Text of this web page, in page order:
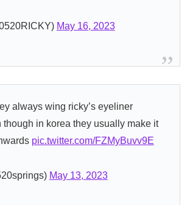
May 16, 2023
always wing ricky’s eyeliner
though in korea they usually make it
pic.twitter.com/FZMyBuvv9E
May 13, 2023